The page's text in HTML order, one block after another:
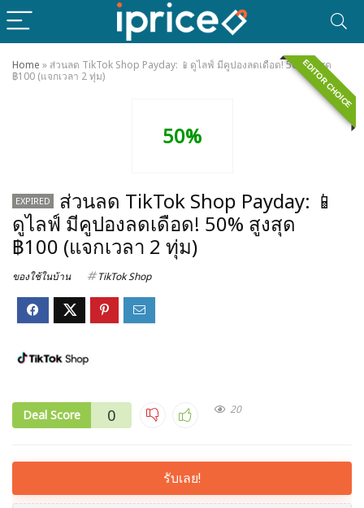
Home » ส่วนลด TikTok Shop Payday: 📱ดูไลฟ์ มีคูปองลดเดือด! 50% สูงสุด
฿100 (แจกเวลา 2 ทุ่ม)
EDITOR CHOICE
50%
EXPIRED
ส่วนลด TikTok Shop Payday: 📱
ดูไลฟ์ มีคูปองลดเดือด! 50% สูงสุด
฿100 (แจกเวลา 2 ทุ่ม)
ของใช้ในบ้าน TikTok Shop
Deal Score 0 20
รับเลย!